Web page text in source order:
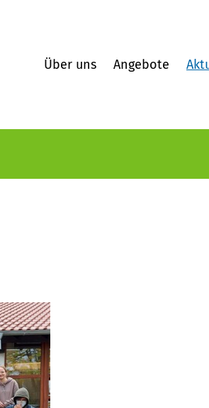
Über uns Angebote